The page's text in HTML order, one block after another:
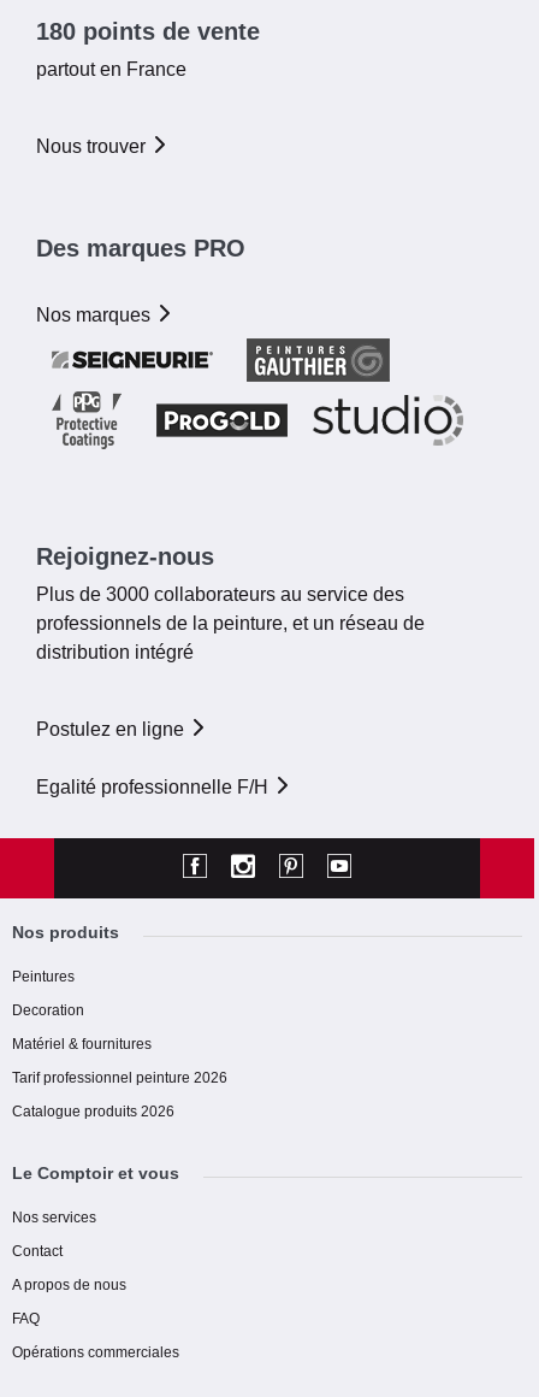
180 points de vente
partout en France
Nous trouver
Des marques PRO
Nos marques
Rejoignez-nous
Plus de 3000 collaborateurs au service des
professionnels de la peinture, et un réseau de
distribution intégré
Postulez en ligne
Egalité professionnelle F/H
Nos produits
Peintures
Decoration
Matériel & fournitures
Tarif professionnel peinture 2026
Catalogue produits 2026
Le Comptoir et vous
Nos services
Contact
A propos de nous
FAQ
Opérations commerciales